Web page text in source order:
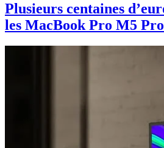
Plusieurs centaines
les MacBook Pro M5